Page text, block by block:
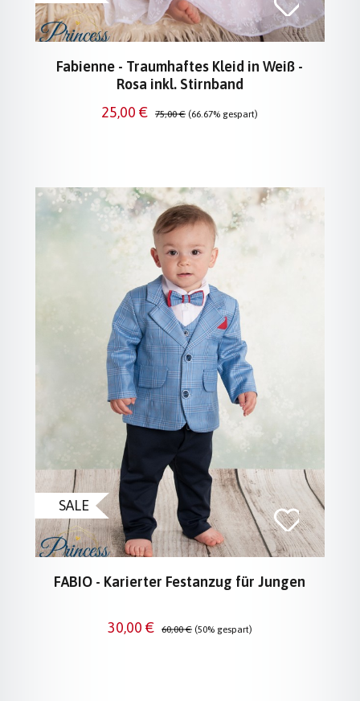
Fabienne - Traumhaftes Kleid in Weiß -
Rosa inkl. Stirnband
Verkaufspreis:
25,00 € Regulärer Preis:
75,00 € (66.67% gespart)
SALE
FABIO - Karierter Festanzug für Jungen
Verkaufspreis:
30,00 € Regulärer Preis:
60,00 € (50% gespart)